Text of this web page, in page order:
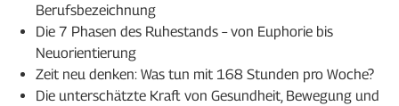
Berufsbezeichnung
Die 7 Phasen des Ruhestands – von Euphorie bis
Neuorientierung
Zeit neu denken: Was tun mit 168 Stunden pro Woche?
Die unterschätzte Kraft von Gesundheit, Bewegung und